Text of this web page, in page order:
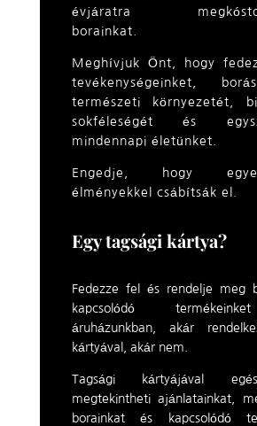
évjáratra
borainkat.
Meghívjuk Önt, hogy
tevékenységeinket,
természeti környezetét,
sokféleségét és
mindennapi életünket.
Engedje, hogy
élményekkel csábítsák el.
Egy tagsági kártya?
Fedezze fel és rendelje meg
kapcsolódó
áruházunkban, akár
kártyával, akár nem.
Tagsági kártyájával
megtekintheti ajánlatainkat,
borainkat és kapcsolódó